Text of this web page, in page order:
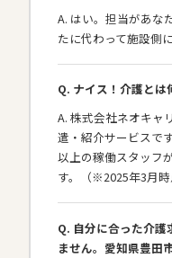
A. はい。担当があな
たに代わって施設側
Q. ナイス！介護とは
A. 株式会社ネオキャ
遣・紹介サービスで
以上の稼働スタッフ
す。（※2025年3月時
Q. 自分に合った介護
ません。愛知県豊田